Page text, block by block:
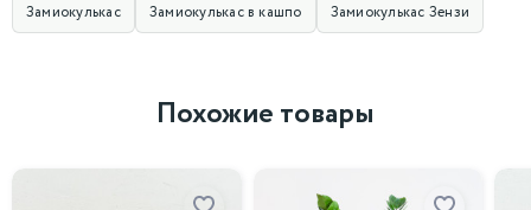
Замиокулькас Замиокулькас в кашпо Замиокулькас Зензи
Похожие товары